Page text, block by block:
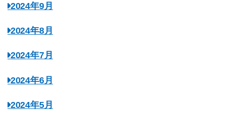
2024年9月
2024年8月
2024年7月
2024年6月
2024年5月